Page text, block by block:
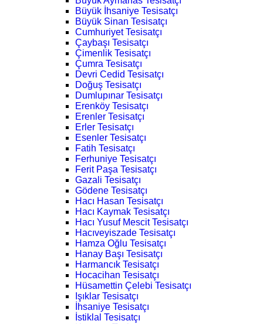
Büyük İhsaniye Tesisatçı
Büyük Sinan Tesisatçı
Cumhuriyet Tesisatçı
Çaybaşı Tesisatçı
Çimenlik Tesisatçı
Çumra Tesisatçı
Devri Cedid Tesisatçı
Doğuş Tesisatçı
Dumlupınar Tesisatçı
Erenköy Tesisatçı
Erenler Tesisatçı
Erler Tesisatçı
Esenler Tesisatçı
Fatih Tesisatçı
Ferhuniye Tesisatçı
Ferit Paşa Tesisatçı
Gazali Tesisatçı
Gödene Tesisatçı
Hacı Hasan Tesisatçı
Hacı Kaymak Tesisatçı
Hacı Yusuf Mescit Tesisatçı
Hacıveyiszade Tesisatçı
Hamza Oğlu Tesisatçı
Hanay Başı Tesisatçı
Harmancık Tesisatçı
Hocacihan Tesisatçı
Hüsamettin Çelebi Tesisatçı
Işıklar Tesisatçı
İhsaniye Tesisatçı
İstiklal Tesisatçı